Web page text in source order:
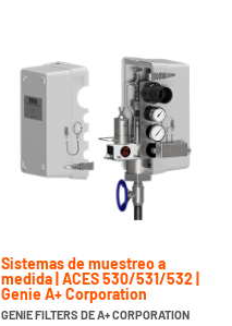
Sistemas de muestreo a
medida | ACES 530/531/532 |
Genie A+ Corporation
GENIE FILTERS DE A+ CORPORATION